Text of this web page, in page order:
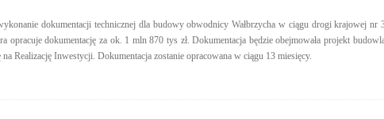
dokumentacji technicznej dla budowy obwodnicy Wałbrzycha w ciągu drogi krajowej nr
opracuje dokumentację za ok. 1 mln 870 tys zł. Dokumentacja będzie obejmowała projekt
Realizację Inwestycji. Dokumentacja zostanie opracowana w ciągu 13 miesięcy.